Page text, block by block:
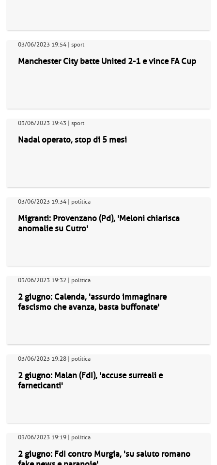
03/06/2023 19:54 | sport
Manchester City batte United 2-1 e vince FA Cup
03/06/2023 19:43 | sport
Nadal operato, stop di 5 mesi
03/06/2023 19:34 | politica
Migranti: Provenzano (Pd), 'Meloni chiarisca
anomalie su Cutro'
03/06/2023 19:32 | politica
2 giugno: Calenda, 'assurdo immaginare
fascismo che avanza, basta buffonate'
03/06/2023 19:28 | politica
2 giugno: Malan (FdI), 'accuse surreali e
farneticanti'
03/06/2023 19:19 | politica
2 giugno: FdI contro Murgia, 'su saluto romano